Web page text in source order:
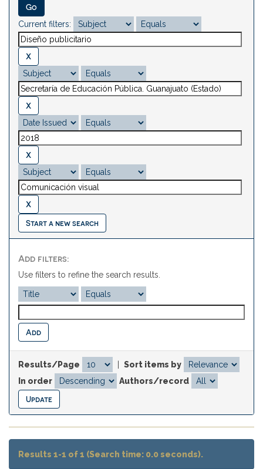
Current filters:
Start a new search
Add filters:
Use filters to refine the search results.
Results/Page
Sort items by
In order
Authors/record
Results 1-1 of 1 (Search time: 0.0 seconds).